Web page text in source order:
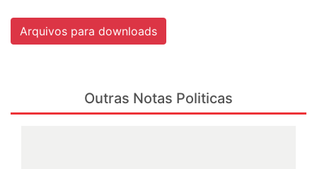
Arquivos para downloads
Outras Notas Politicas